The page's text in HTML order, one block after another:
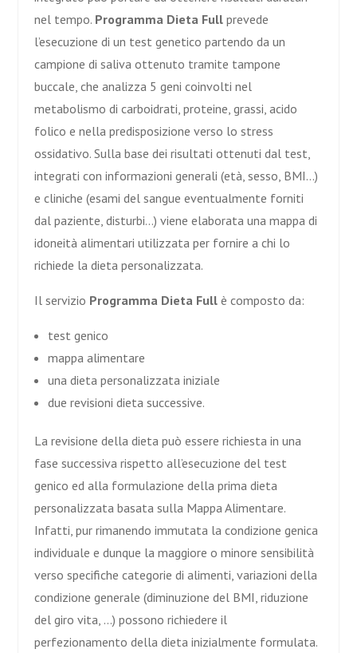
nel tempo. Programma Dieta Full prevede
l’esecuzione di un test genetico partendo da un
campione di saliva ottenuto tramite tampone
buccale, che analizza 5 geni coinvolti nel
metabolismo di carboidrati, proteine, grassi, acido
folico e nella predisposizione verso lo stress
ossidativo. Sulla base dei risultati ottenuti dal test,
integrati con informazioni generali (età, sesso, BMI…)
e cliniche (esami del sangue eventualmente forniti
dal paziente, disturbi…) viene elaborata una mappa di
idoneità alimentari utilizzata per fornire a chi lo
richiede la dieta personalizzata.
Il servizio Programma Dieta Full è composto da:
test genico
mappa alimentare
una dieta personalizzata iniziale
due revisioni dieta successive.
La revisione della dieta può essere richiesta in una
fase successiva rispetto all’esecuzione del test
genico ed alla formulazione della prima dieta
personalizzata basata sulla Mappa Alimentare.
Infatti, pur rimanendo immutata la condizione genica
individuale e dunque la maggiore o minore sensibilità
verso specifiche categorie di alimenti, variazioni della
condizione generale (diminuzione del BMI, riduzione
del giro vita, …) possono richiedere il
perfezionamento della dieta inizialmente formulata.